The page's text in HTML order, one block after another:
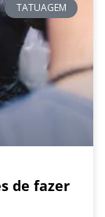
TATUAGEM
de fazer